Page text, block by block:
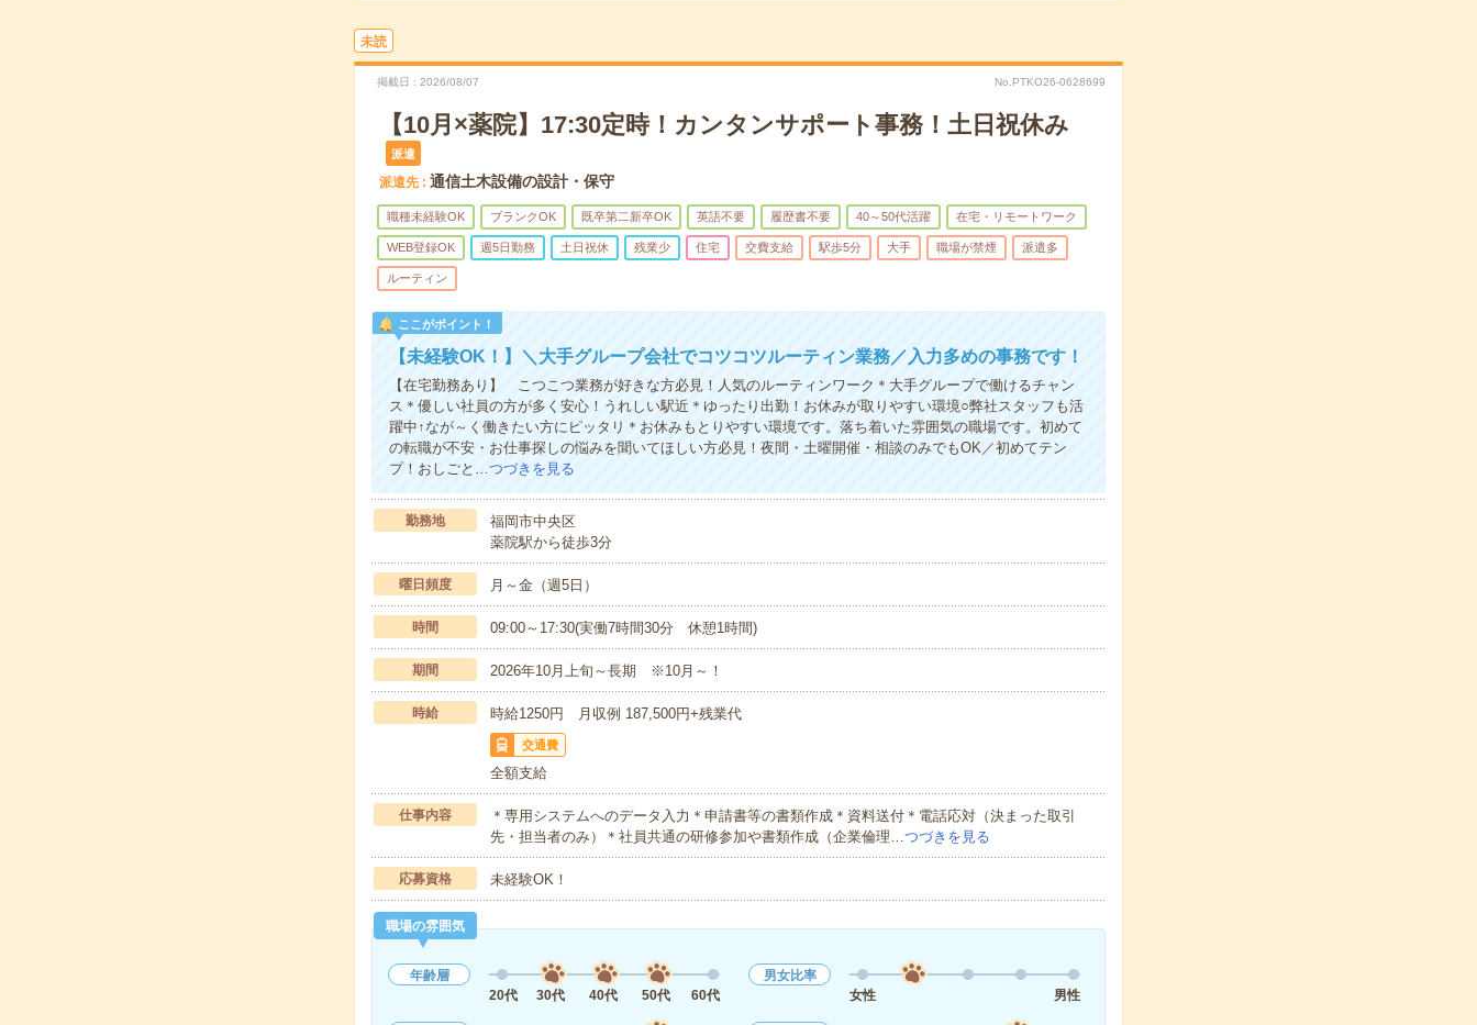
未読
掲載日 2026/08/07 No.PTKO26-0628699
【10月×薬院】17:30定時！カンタンサポート事務！土日祝休み
派遣
派遣先 通信土木設備の設計・保守
職種未経験OK ブランクOK 既卒第二新卒OK 英語不要 履歴書不要 40～50代活躍 在宅・リモートワーク
WEB登録OK 週5日勤務 土日祝休 残業少 住宅 交費支給 駅歩5分 大手 職場が禁煙 派遣多
ルーティン
ここがポイント！
【未経験OK！】＼大手グループ会社でコツコツルーティン業務／入力多めの事務です！
【在宅勤務あり】 こつこつ業務が好きな方必見！人気のルーティンワーク＊大手グループで働けるチャン
ス＊優しい社員の方が多く安心！うれしい駅近＊ゆったり出勤！お休みが取りやすい環境○弊社スタッフも活
躍中↑なが～く働きたい方にピッタリ＊お休みもとりやすい環境です。落ち着いた雰囲気の職場です。初めて
の転職が不安・お仕事探しの悩みを聞いてほしい方必見！夜間・土曜開催・相談のみでもOK／初めてテン
プ！おしごと…つづきを見る
勤務地
福岡市中央区
薬院駅から徒歩3分
曜日頻度 月～金（週5日）
時間 09:00～17:30(実働7時間30分 休憩1時間)
期間 2026年10月上旬～長期 ※10月～！
時給 時給1250円 月収例 187,500円+残業代
交通費
全額支給
仕事内容
＊専用システムへのデータ入力＊申請書等の書類作成＊資料送付＊電話応対（決まった取引
先・担当者のみ）＊社員共通の研修参加や書類作成（企業倫理…つづきを見る
応募資格 未経験OK！
職場の雰囲気
年齢層
20代
30代 40代 50代 60代
男女比率
女性
男性